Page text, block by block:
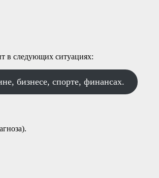
в следующих ситуациях:
бизнесе, спорте, финансах.